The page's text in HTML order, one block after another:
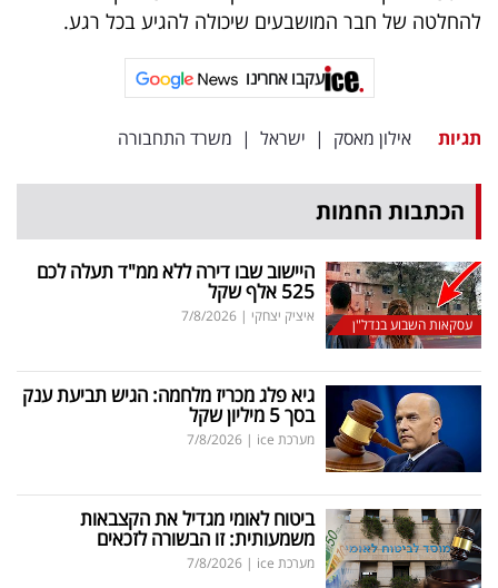
פרסמו
אחרינו:
להחלטה של חבר המושבעים שיכולה להגיע בכל רגע.
עקבו אחרינו
תגיות אילון מאסק | ישראל | משרד התחבורה
הכתבות החמות
עסקאות השבוע בנדל"ן
היישוב שבו דירה ללא ממ"ד תעלה לכם
525 אלף שקל
איציק יצחקי |
7/8/2026
גיא פלג מכריז מלחמה: הגיש תביעת ענק
בסך 5 מיליון שקל
מערכת ice |
7/8/2026
ביטוח לאומי מגדיל את הקצבאות
משמעותית: זו הבשורה לזכאים
מערכת ice |
7/8/2026